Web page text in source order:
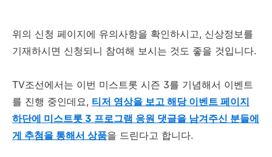
위의 신청 페이지에 유의사항을 확인하시고, 신상정보를
기재하시면 신청되니 참여해 보시는 것도 좋을 것입니다.
TV조선에서는 이번 미스트롯 시즌 3를 기념해서 이벤트
를 진행 중인데요, 티저 영상을 보고 해당 이벤트 페이지
하단에 미스트롯 3 프로그램 응원 댓글을 남겨주신 분들에
게 추첨을 통해서 상품을 드린다고 합니다.